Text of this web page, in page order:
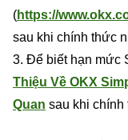
(https://
sau khi chính thức
3. Để biết hạn mức
Thiệu Về OKX
Quan sau khi chính